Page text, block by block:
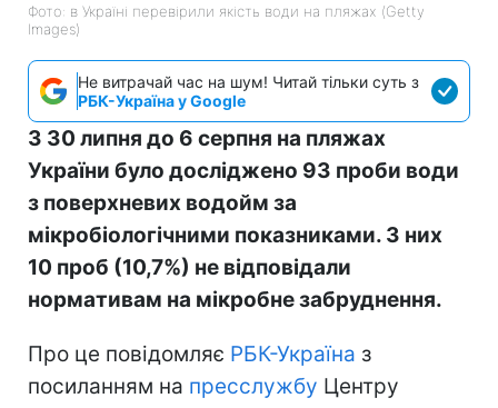
Фото: в Україні перевірили якість води на пляжах (Getty
Images)
Не витрачай час на шум! Читай тільки суть з
РБК-Україна у Google
З 30 липня до 6 серпня на пляжах
України було досліджено 93 проби води
з поверхневих водойм за
мікробіологічними показниками. З них
10 проб (10,7%) не відповідали
нормативам на мікробне забруднення.
Про це повідомляє РБК-Україна з
посиланням на пресслужбу Центру